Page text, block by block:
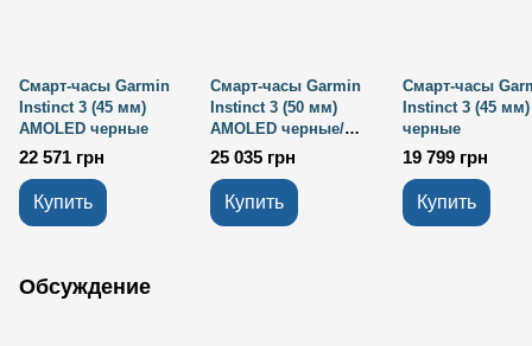
Смарт-часы Garmin
Instinct 3 (45 мм)
AMOLED черные
22 571 грн
Купить
Смарт-часы Garmin
Instinct 3 (50 мм)
AMOLED черные/
угольные
25 035 грн
Купить
Смарт-часы
Instinct 3 (45
черные
19 799 грн
Купить
Обсуждение